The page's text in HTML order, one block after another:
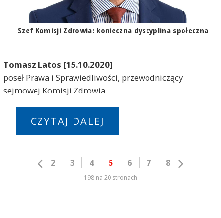
Szef Komisji Zdrowia: konieczna dyscyplina społeczna
Tomasz Latos [15.10.2020]
poseł Prawa i Sprawiedliwości, przewodniczący
sejmowej Komisji Zdrowia
CZYTAJ DALEJ
2 3 4 5 6 7 8
198 na 20 stronach